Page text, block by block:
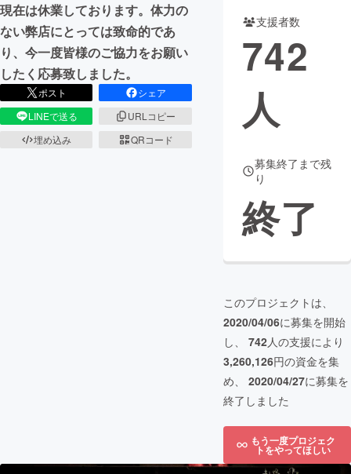
現在は休業しております。体力の
ない弊店にとっては致命的であ
り、今一度皆様のご協力をお願い
したく応募致しました。
ポスト
シェア
LINEで送る
URLコピー
埋め込み
QRコード
支援者数
742
人
募集終了まで残
り
終了
このプロジェクトは、
2020/04/06に募集を開始
し、 742人の支援により
3,260,126円の資金を集
め、 2020/04/27に募集を
終了しました
もう一度プロジェク
トをやってほしい